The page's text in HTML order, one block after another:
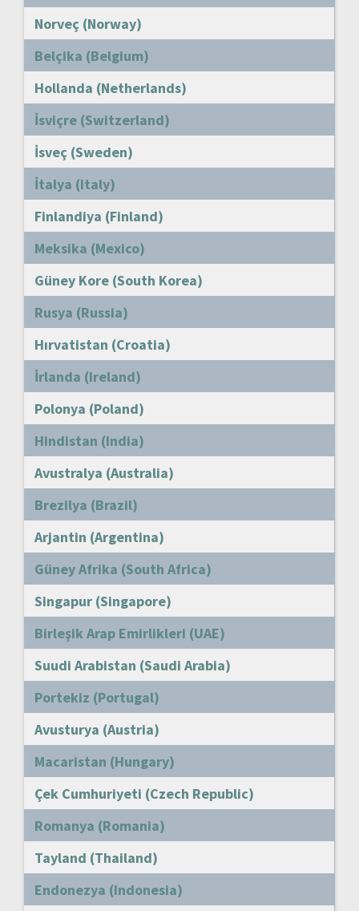
Norveç (Norway)
Belçika (Belgium)
Hollanda (Netherlands)
İsviçre (Switzerland)
İsveç (Sweden)
İtalya (Italy)
Finlandiya (Finland)
Meksika (Mexico)
Güney Kore (South Korea)
Rusya (Russia)
Hırvatistan (Croatia)
İrlanda (Ireland)
Polonya (Poland)
Hindistan (India)
Avustralya (Australia)
Brezilya (Brazil)
Arjantin (Argentina)
Güney Afrika (South Africa)
Singapur (Singapore)
Birleşik Arap Emirlikleri (UAE)
Suudi Arabistan (Saudi Arabia)
Portekiz (Portugal)
Avusturya (Austria)
Macaristan (Hungary)
Çek Cumhuriyeti (Czech Republic)
Romanya (Romania)
Tayland (Thailand)
Endonezya (Indonesia)